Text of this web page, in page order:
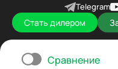
Telegram
Стать дилером
Сравнение